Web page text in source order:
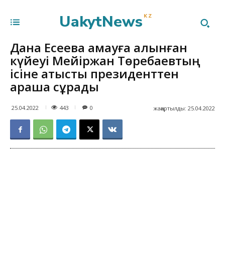
UakytNews KZ
Дана Есеева қамауға алынған
күйеуі Мейіржан Төребаевтың
ісіне қатысты президенттен
араша сұрады
25.04.2022 443 жаңартылды: 25.04.2022
0